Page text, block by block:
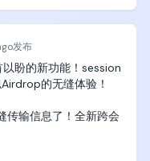
随时按照兴趣翻阅，
时翻阅，
分》《线性代数》
果孩子看得津津有味
发布
盼的新功能！session
的无缝体验！
传输信息了！全新跨会